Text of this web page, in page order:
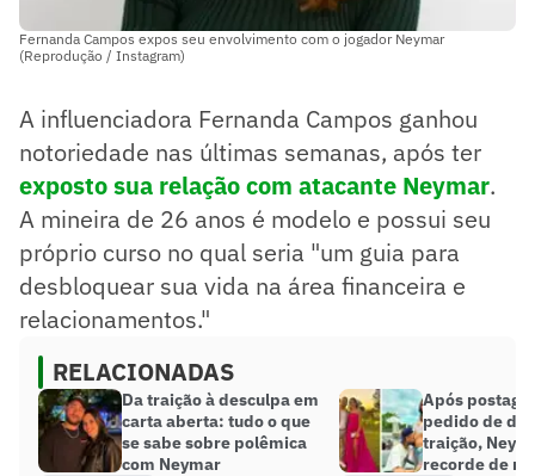
Fernanda Campos expos seu envolvimento com o jogador Neymar
(Reprodução / Instagram)
A influenciadora Fernanda Campos ganhou
notoriedade nas últimas semanas, após ter
exposto sua relação com atacante Neymar.
A mineira de 26 anos é modelo e possui seu
próprio curso no qual seria "um guia para
desbloquear sua vida na área financeira e
relacionamentos."
RELACIONADAS
Da traição à desculpa em
carta aberta: tudo o que
se sabe sobre polêmica
com Neymar
Após
pedido de
traição,
recorde de